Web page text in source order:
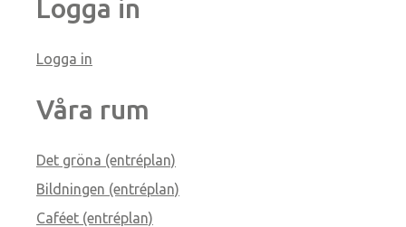
Logga in
Logga in
Våra rum
Det gröna (entréplan)
Bildningen (entréplan)
Caféet (entréplan)